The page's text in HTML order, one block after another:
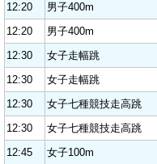
12:20
男子400m
12:20
男子400m
12:30
女子走幅跳
12:30
女子走幅跳
12:30
女子七種競技走高跳
12:30
女子七種競技走高跳
12:45
女子100m